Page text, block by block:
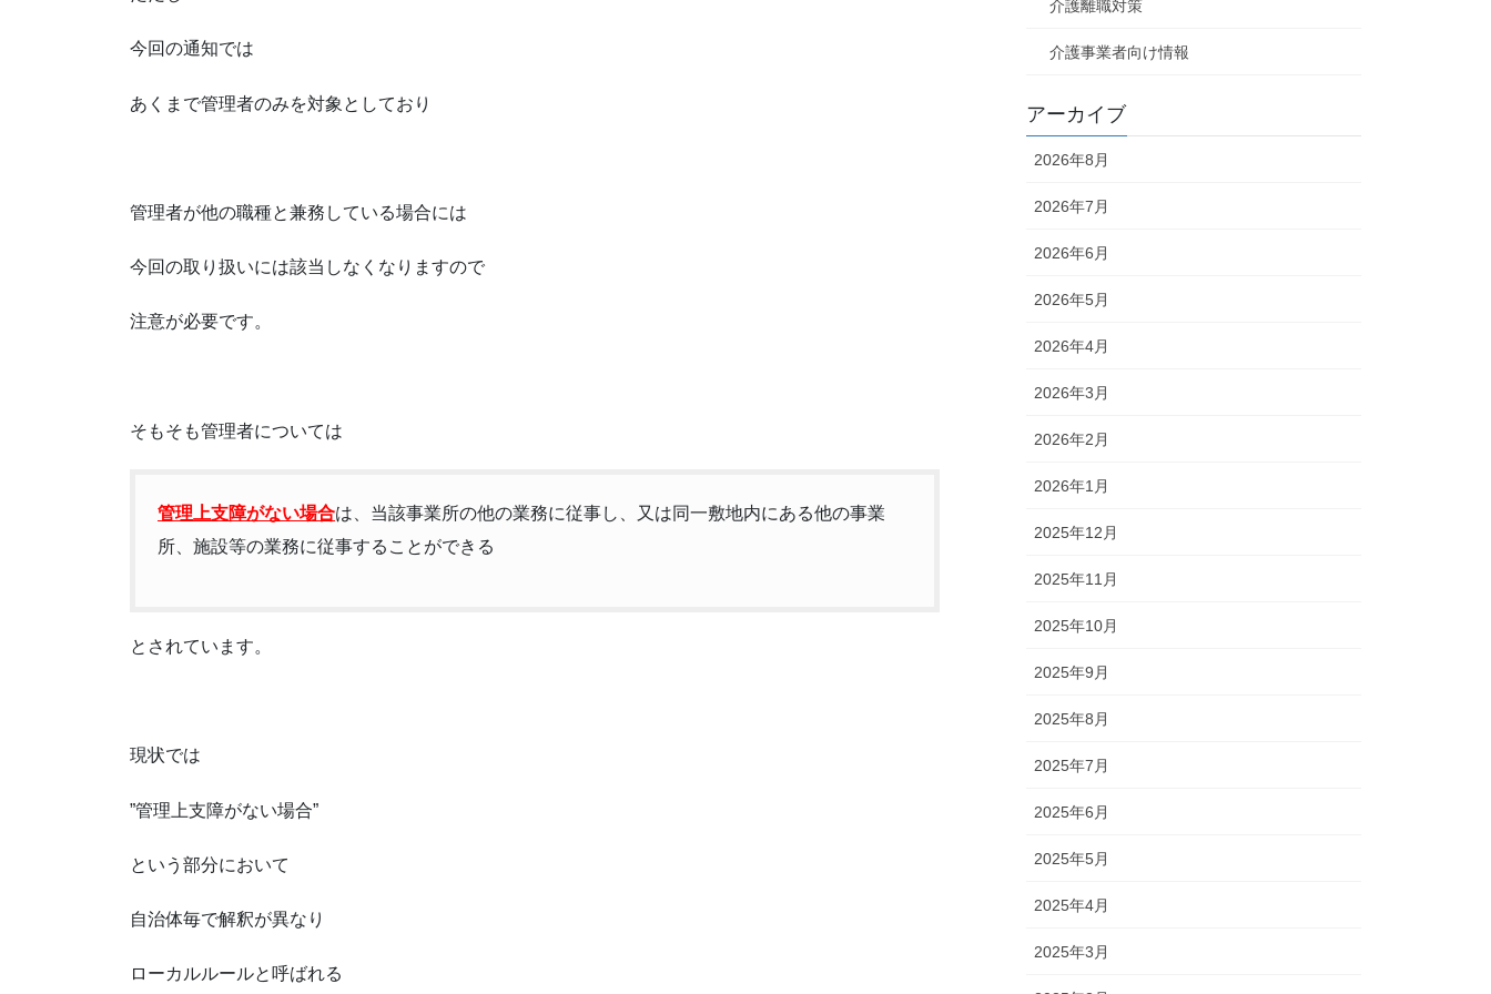
今回の通知では
あくまで管理者のみを対象としており
管理者が他の職種と兼務している場合には
今回の取り扱いには該当しなくなりますので
注意が必要です。
そもそも管理者については
管理上支障がない場合は、当該事業所の他の業務に従事し、又は同一敷地内にある他の事業
所、施設等の業務に従事することができる
とされています。
現状では
”管理上支障がない場合”
という部分において
自治体毎で解釈が異なり
ローカルルールと呼ばれる
介護離職対策
介護事業者向け情報
アーカイブ
2026年8月
2026年7月
2026年6月
2026年5月
2026年4月
2026年3月
2026年2月
2026年1月
2025年12月
2025年11月
2025年10月
2025年9月
2025年8月
2025年7月
2025年6月
2025年5月
2025年4月
2025年3月